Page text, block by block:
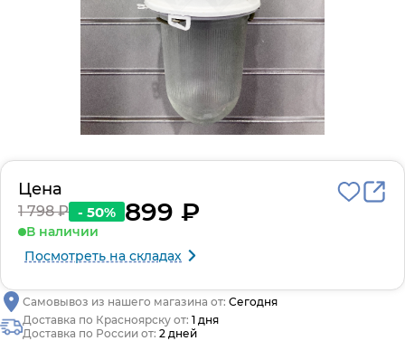
Цена
1 798 ₽ - 50% 899 ₽
В наличии
Посмотреть на складах
Самовывоз из нашего магазина от: Сегодня
Доставка по Красноярску от: 1 дня
Доставка по России от: 2 дней